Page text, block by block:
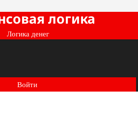
логика
Логика денег
Войти